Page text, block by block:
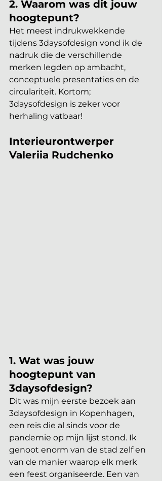
2. Waarom was dit jouw
hoogtepunt?
Het meest indrukwekkende
tijdens 3daysofdesign vond ik de
nadruk die de verschillende
merken legden op ambacht,
conceptuele presentaties en de
circulariteit. Kortom;
3daysofdesign is zeker voor
herhaling vatbaar!
Interieurontwerper
Valeriia Rudchenko
1. Wat was jouw
hoogtepunt van
3daysofdesign?
Dit was mijn eerste bezoek aan
3daysofdesign in Kopenhagen,
een reis die al sinds voor de
pandemie op mijn lijst stond. Ik
genoot enorm van de stad zelf en
van de manier waarop elk merk
een feest organiseerde. Een van